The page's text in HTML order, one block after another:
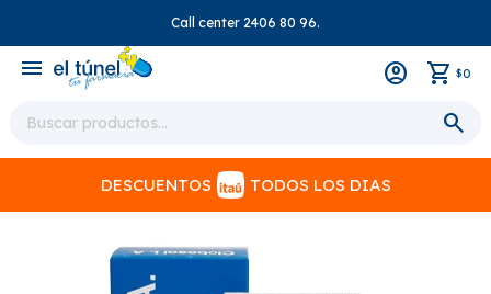
Call center 2406 80 96.
menu $0
DESCUENTOS TODOS LOS DIAS
close